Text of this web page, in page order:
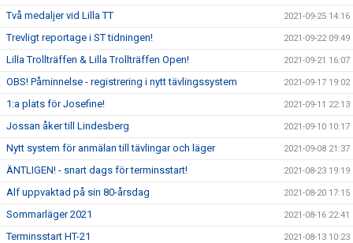
Två medaljer vid Lilla TT 2021-09-25 14:16
Trevligt reportage i ST tidningen! 2021-09-22 09:49
Lilla Trollträffen & Lilla Trollträffen Open! 2021-09-21 16:07
OBS! Påminnelse - registrering i nytt tävlingssystem 2021-09-17 19:02
1:a plats för Josefine! 2021-09-11 22:13
Jossan åker till Lindesberg 2021-09-10 10:17
Nytt system för anmälan till tävlingar och läger 2021-09-08 21:37
ÄNTLIGEN! - snart dags för terminsstart! 2021-08-23 19:19
Alf uppvaktad på sin 80-årsdag 2021-08-20 17:15
Sommarläger 2021 2021-08-16 22:41
Terminsstart HT-21 2021-08-13 10:23